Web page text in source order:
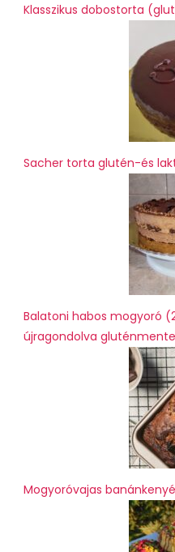
Klasszikus dobostorta
Sacher torta glutén-és
Balatoni habos mogyoró
újragondolva
Mogyoróvajas